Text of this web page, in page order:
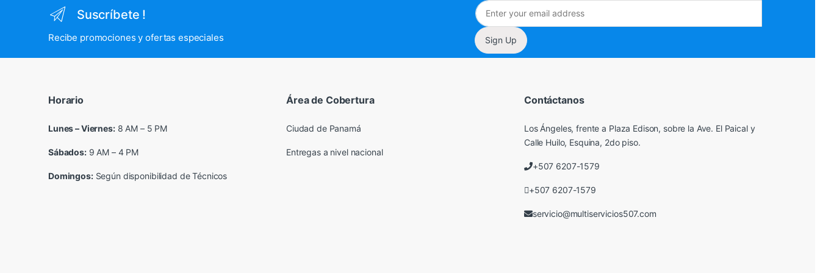
Suscríbete !
Recibe promociones y ofertas especiales Sign Up
Horario
Lunes – Viernes:8 AM – 5 PM
Sábados:9 AM – 4 PM
Domingos:Según disponibilidad de Técnicos
Área de Cobertura
Ciudad de Panamá
Entregas a nivel nacional
Contáctanos
Los Ángeles, frente a Plaza Edison, sobre la Ave. El Paical y
Calle Huilo, Esquina, 2do piso.
+507 6207-1579
+507 6207-1579
servicio@multiservicios507.com